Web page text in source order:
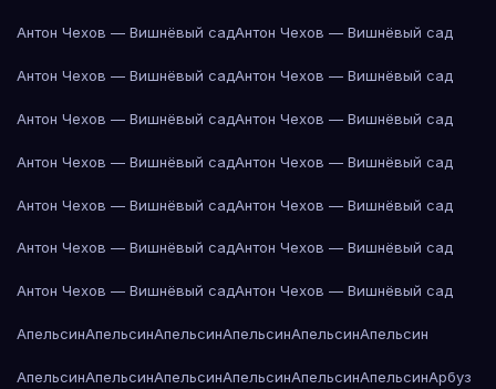
Антон Чехов — Вишнёвый садАнтон Чехов — Вишнёвый сад
Антон Чехов — Вишнёвый садАнтон Чехов — Вишнёвый сад
Антон Чехов — Вишнёвый садАнтон Чехов — Вишнёвый сад
Антон Чехов — Вишнёвый садАнтон Чехов — Вишнёвый сад
Антон Чехов — Вишнёвый садАнтон Чехов — Вишнёвый сад
Антон Чехов — Вишнёвый садАнтон Чехов — Вишнёвый сад
Антон Чехов — Вишнёвый садАнтон Чехов — Вишнёвый сад
АпельсинАпельсинАпельсинАпельсинАпельсинАпельсин
АпельсинАпельсинАпельсинАпельсинАпельсинАпельсинАрбуз